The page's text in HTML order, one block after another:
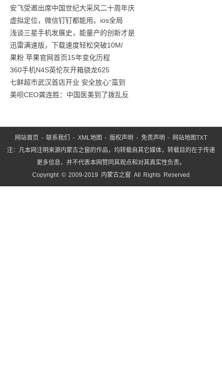
代
奇
瑞
蚂
蚁
到
店
实
安飞受邀出席中国世纪大采风二十周年庆
虚拟定位，微信钉钉都能用。ios全局
浅谈三星手机发展史，能量产的创新才是
迅雷满速版，下载速度轻松突破10M/
果粉 苹果官网首页15年变化历程
360手机N4S英伦灰开箱骁龙625
七鲜超市武汉首店开业 安全放心“蛮到
美呗CEO龚连胜：中国医美到了拨乱反
网站首页 -联系我们 - XML地图 -版权声明 - 免责声明 - 网站地图TXT
注：凡本网注明来源内蒙古之窗的作品，均转载自其它媒体，转载目的在于传递
更多信息，并不代表本网赞同其观点和对其真实性负责。
Copyright © 2009-2019 内蒙古之窗 All Rights Reserved